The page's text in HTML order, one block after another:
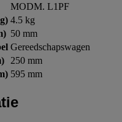
MODM. L1PF
4.5 kg
50 mm
Gereedschapswagen
250 mm
595 mm